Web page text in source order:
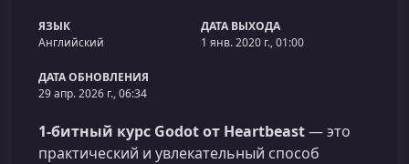
ЯЗЫК
Английский
ДАТА ВЫХОДА
1 янв. 2020 г., 01:00
ДАТА ОБНОВЛЕНИЯ
29 апр. 2026 г., 06:34
1-битный курс Godot от Heartbeast— это
практический и увлекательный способ